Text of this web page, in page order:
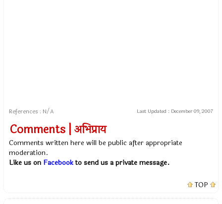
References : N/A Last Updated : December 09, 2007
Comments | अभिप्राय
Comments written here will be public after appropriate
moderation.
Like us on Facebookto send us a private message.
TOP